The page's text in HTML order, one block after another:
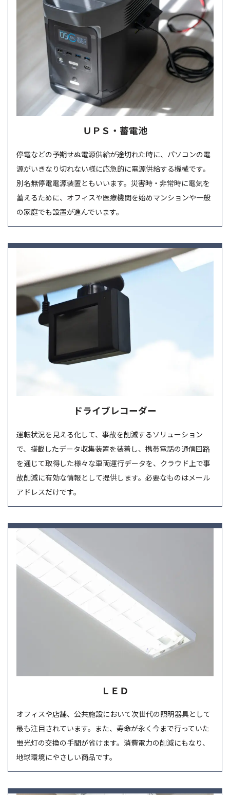
ＵＰＳ・蓄電池
停電などの予期せぬ電源供給が途切れた時に、パソコンの電
源がいきなり切れない様に応急的に電源供給する機械です。
別名無停電電源装置ともいいます。災害時・非常時に電気を
蓄えるために、オフィスや医療機関を始めマンションや一般
の家庭でも設置が進んでいます。
ドライブレコーダー
運転状況を見える化して、事故を削減するソリューション
で、搭載したデータ収集装置を装着し、携帯電話の通信回路
を通じて取得した様々な車両運行データを、クラウド上で事
故削減に有効な情報として提供します。必要なものはメール
アドレスだけです。
ＬＥＤ
オフィスや店舗、公共施設において次世代の照明器具として
最も注目されています。また、寿命が永く今まで行っていた
蛍光灯の交換の手間が省けます。消費電力の削減にもなり、
地球環境にやさしい商品です。